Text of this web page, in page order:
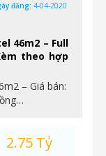
46m2 – Full
theo hợp
– Giá bán:
đăng: 4-04-2020
2.75 Tỷ